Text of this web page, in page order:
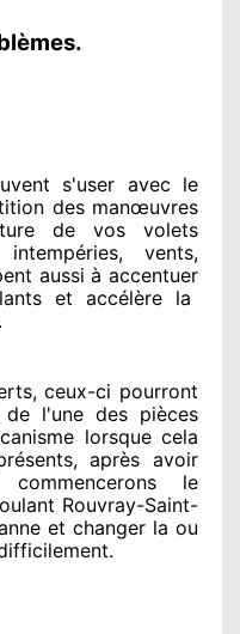
s'user avec le
des manœuvres
de vos volets
intempéries, vents,
aussi à accentuer
et accélère la
, ceux-ci pourront
de l'une des pièces
lorsque cela
, après avoir
le
Rouvray-Saint-
et changer la ou
.